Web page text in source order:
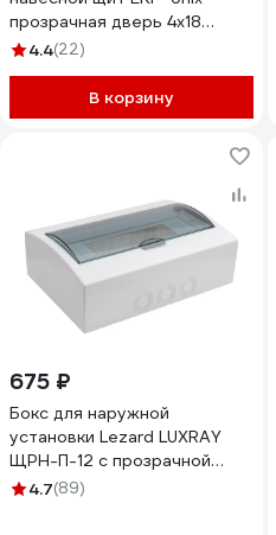
прозрачная дверь 4х18
модулей IP41 PROxima ux-
4.4(22)
В корзину
675 ₽
Бокс для наружной
установки Lezard LUXRAY
ЩРН-П-12 с прозрачной
крышкой 731-2000-012
4.7(89)